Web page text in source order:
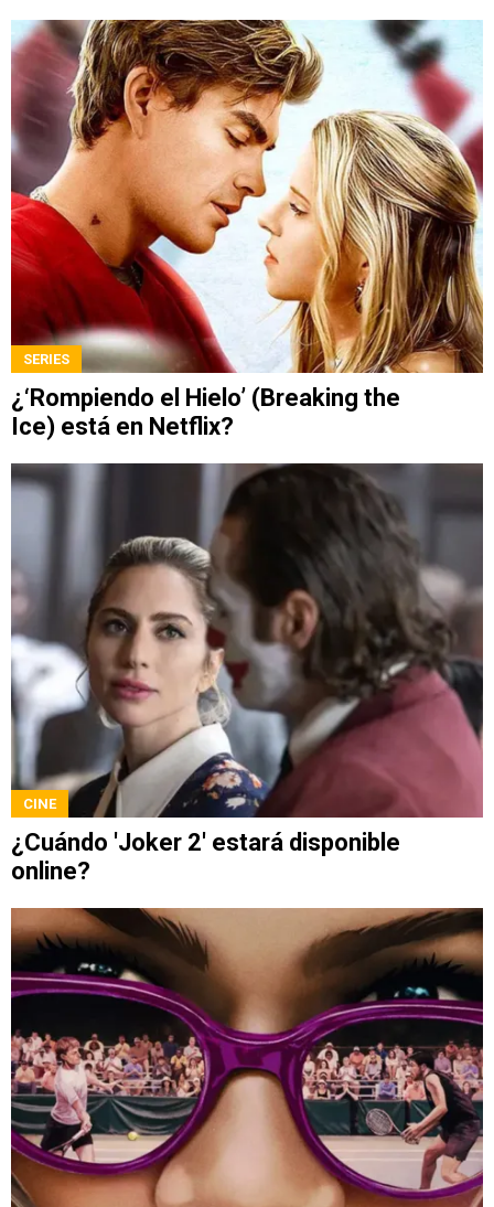
SERIES
¿‘Rompiendo el Hielo’ (Breaking the
Ice) está en Netflix?
CINE
¿Cuándo 'Joker 2' estará disponible
online?